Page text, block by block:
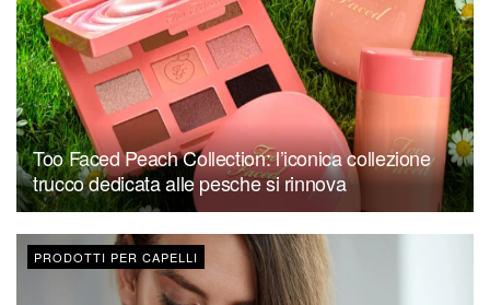
Too Faced Peach Collection: l’iconica collezione
trucco dedicata alle pesche si rinnova
PRODOTTI PER CAPELLI